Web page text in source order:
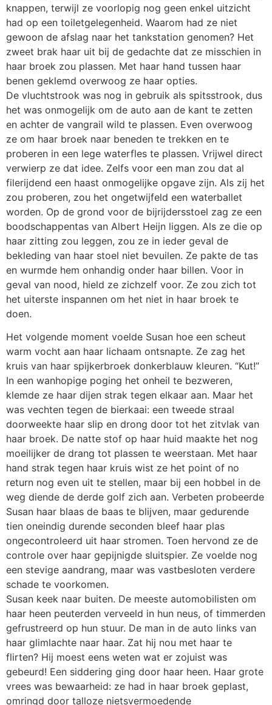
knappen, terwijl ze voorlopig nog geen enkel uitzicht
had op een toiletgelegenheid. Waarom had ze niet
gewoon de afslag naar het tankstation genomen? Het
zweet brak haar uit bij de gedachte dat ze misschien in
haar broek zou plassen. Met haar hand tussen haar
benen geklemd overwoog ze haar opties.
De vluchtstrook was nog in gebruik als spitsstrook, dus
het was onmogelijk om de auto aan de kant te zetten
en achter de vangrail wild te plassen. Even overwoog
ze om haar broek naar beneden te trekken en te
proberen in een lege waterfles te plassen. Vrijwel direct
verwierp ze dat idee. Zelfs voor een man zou dat al
filerijdend een haast onmogelijke opgave zijn. Als zij het
zou proberen, zou het ongetwijfeld een waterballet
worden. Op de grond voor de bijrijdersstoel zag ze een
boodschappentas van Albert Heijn liggen. Als ze die op
haar zitting zou leggen, zou ze in ieder geval de
bekleding van haar stoel niet bevuilen. Ze pakte de tas
en wurmde hem onhandig onder haar billen. Voor in
geval van nood, hield ze zichzelf voor. Ze zou zich tot
het uiterste inspannen om het niet in haar broek te
doen.
Het volgende moment voelde Susan hoe een scheut
warm vocht aan haar lichaam ontsnapte. Ze zag het
kruis van haar spijkerbroek donkerblauw kleuren. “Kut!”
In een wanhopige poging het onheil te bezweren,
klemde ze haar dijen strak tegen elkaar aan. Maar het
was vechten tegen de bierkaai: een tweede straal
doorweekte haar slip en drong door tot het zitvlak van
haar broek. De natte stof op haar huid maakte het nog
moeilijker de drang tot plassen te weerstaan. Met haar
hand strak tegen haar kruis wist ze het point of no
return nog even uit te stellen, maar bij een hobbel in de
weg diende de derde golf zich aan. Verbeten probeerde
Susan haar blaas de baas te blijven, maar gedurende
tien oneindig durende seconden bleef haar plas
ongecontroleerd uit haar stromen. Toen hervond ze de
controle over haar gepijnigde sluitspier. Ze voelde nog
een stevige aandrang, maar was vastbesloten verdere
schade te voorkomen.
Susan keek naar buiten. De meeste automobilisten om
haar heen peuterden verveeld in hun neus, of timmerden
gefrustreerd op hun stuur. De man in de auto links van
haar glimlachte naar haar. Zat hij nou met haar te
flirten? Hij moest eens weten wat er zojuist was
gebeurd! Een siddering ging door haar heen. Haar grote
vrees was bewaarheid: ze had in haar broek geplast,
omringd door talloze nietsvermoedende